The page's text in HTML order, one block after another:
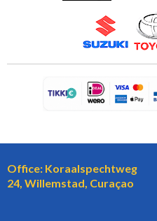
Office: Koraalspechtweg
24, Willemstad, Curaçao